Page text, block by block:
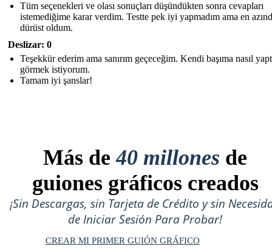
Tüm seçenekleri ve olası sonuçları düşündükten sonra cevapları
istemediğime karar verdim. Testte pek iyi yapmadım ama en
dürüst oldum.
Deslizar: 0
Teşekkür ederim ama sanırım geçeceğim. Kendi başıma nasıl
görmek istiyorum.
Tamam iyi şanslar!
Más de40 millones de
guiones gráficos creados
¡Sin Descargas, sin Tarjeta de Crédito y sin
de Iniciar Sesión Para Probar!
CREAR MI PRIMER GUIÓN GRÁFICO